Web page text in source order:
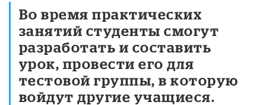
Во время практических
занятий студенты смогут
разработать и составить
урок, провести его для
тестовой группы, в которую
войдут другие учащиеся.